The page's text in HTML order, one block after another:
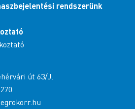
rendszerünk
út 63/J.